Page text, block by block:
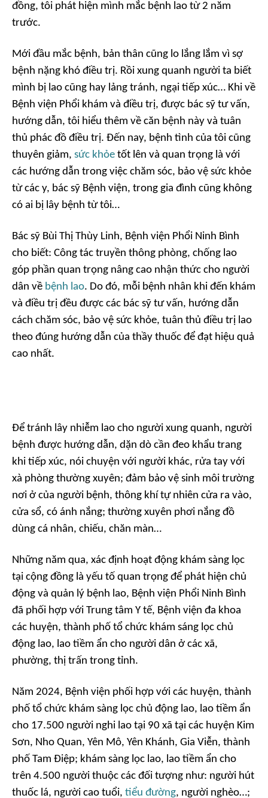
đồng, tôi phát hiện mình mắc bệnh lao từ 2 năm
trước.
Mới đầu mắc bệnh, bản thân cũng lo lắng lắm vì sợ
bệnh nặng khó điều trị. Rồi xung quanh người ta biết
mình bị lao cũng hay lảng tránh, ngại tiếp xúc… Khi về
Bệnh viện Phổi khám và điều trị, được bác sỹ tư vấn,
hướng dẫn, tôi hiểu thêm về căn bệnh này và tuân
thủ phác đồ điều trị. Đến nay, bệnh tình của tôi cũng
thuyên giảm, sức khỏe tốt lên và quan trọng là với
các hướng dẫn trong việc chăm sóc, bảo vệ sức khỏe
từ các y, bác sỹ Bệnh viện, trong gia đình cũng không
có ai bị lây bệnh từ tôi…
Bác sỹ Bùi Thị Thùy Linh, Bệnh viện Phổi Ninh Bình
cho biết: Công tác truyền thông phòng, chống lao
góp phần quan trọng nâng cao nhận thức cho người
dân về bệnh lao. Do đó, mỗi bệnh nhân khi đến khám
và điều trị đều được các bác sỹ tư vấn, hướng dẫn
cách chăm sóc, bảo vệ sức khỏe, tuân thủ điều trị lao
theo đúng hướng dẫn của thầy thuốc để đạt hiệu quả
cao nhất.
Để tránh lây nhiễm lao cho người xung quanh, người
bệnh được hướng dẫn, dặn dò cần đeo khẩu trang
khi tiếp xúc, nói chuyện với người khác, rửa tay với
xà phòng thường xuyên; đảm bảo vệ sinh môi trường
nơi ở của người bệnh, thông khí tự nhiên cửa ra vào,
cửa sổ, có ánh nắng; thường xuyên phơi nắng đồ
dùng cá nhân, chiếu, chăn màn…
Những năm qua, xác định hoạt động khám sàng lọc
tại cộng đồng là yếu tố quan trọng để phát hiện chủ
động và quản lý bệnh lao, Bệnh viện Phổi Ninh Bình
đã phối hợp với Trung tâm Y tế, Bệnh viện đa khoa
các huyện, thành phố tổ chức khám sáng lọc chủ
động lao, lao tiềm ẩn cho người dân ở các xã,
phường, thị trấn trong tỉnh.
Năm 2024, Bệnh viện phối hợp với các huyện, thành
phố tổ chức khám sàng lọc chủ động lao, lao tiềm ẩn
cho 17.500 người nghi lao tại 90 xã tại các huyện Kim
Sơn, Nho Quan, Yên Mô, Yên Khánh, Gia Viễn, thành
phố Tam Điệp; khám sàng lọc lao, lao tiềm ẩn cho
trên 4.500 người thuộc các đối tượng như: người hút
thuốc lá, người cao tuổi, tiểu đường, người nghèo…;